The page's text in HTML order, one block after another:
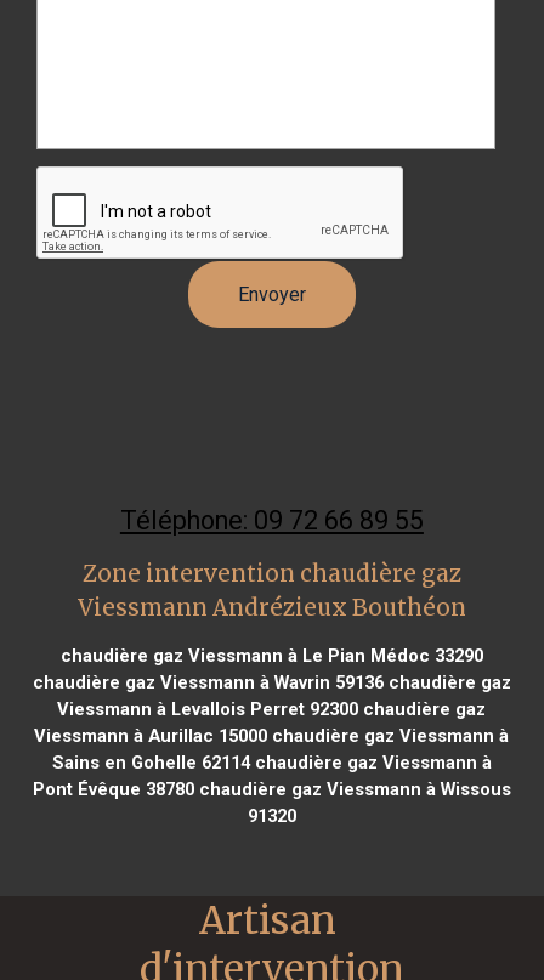
Téléphone: 09 72 66 89 55
Zone intervention chaudière gaz
Viessmann Andrézieux Bouthéon
chaudière gaz Viessmann à Le Pian Médoc 33290
chaudière gaz Viessmann à Wavrin 59136chaudière gaz
Viessmann à Levallois Perret 92300 chaudière gaz
Viessmann à Aurillac 15000 chaudière gaz Viessmann à
Sains en Gohelle 62114chaudière gaz Viessmann à
Pont Évêque 38780chaudière gaz Viessmann à Wissous
91320
Artisan
d'intervention